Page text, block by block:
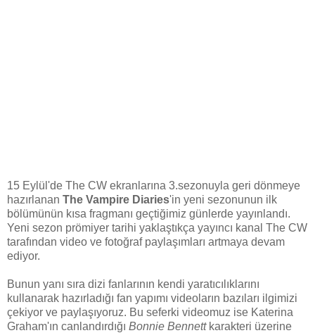
15 Eylül'de The CW ekranlarına 3.sezonuyla geri dönmeye
hazırlanan The Vampire Diaries'in yeni sezonunun ilk
bölümünün kısa fragmanı geçtiğimiz günlerde yayınlandı.
Yeni sezon prömiyer tarihi yaklaştıkça yayıncı kanal The CW
tarafından video ve fotoğraf paylaşımları artmaya devam
ediyor.
Bunun yanı sıra dizi fanlarının kendi yaratıcılıklarını
kullanarak hazırladığı fan yapımı videoların bazıları ilgimizi
çekiyor ve paylaşıyoruz. Bu seferki videomuz ise Katerina
Graham'ın canlandırdığı Bonnie Bennett karakteri üzerine